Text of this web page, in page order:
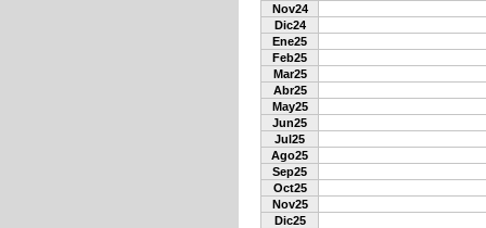
Nov24
Dic24
Ene25
Feb25
Mar25
Abr25
May25
Jun25
Jul25
Ago25
Sep25
Oct25
Nov25
Dic25